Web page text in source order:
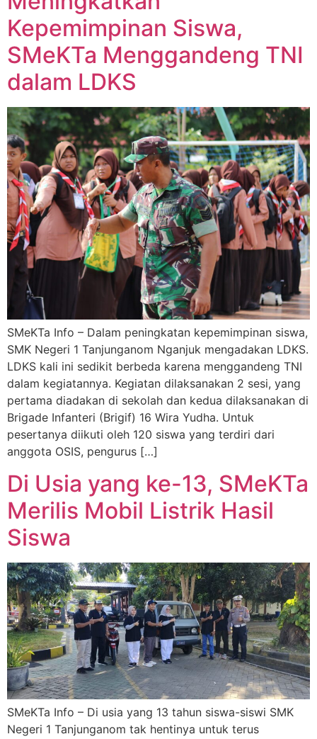
Kepemimpinan Siswa,
SMeKTa Menggandeng TNI
dalam LDKS
SMeKTa Info – Dalam peningkatan kepemimpinan siswa,
SMK Negeri 1 Tanjunganom Nganjuk mengadakan LDKS.
LDKS kali ini sedikit berbeda karena menggandeng TNI
dalam kegiatannya. Kegiatan dilaksanakan 2 sesi, yang
pertama diadakan di sekolah dan kedua dilaksanakan di
Brigade Infanteri (Brigif) 16 Wira Yudha. Untuk
pesertanya diikuti oleh 120 siswa yang terdiri dari
anggota OSIS, pengurus […]
Di Usia yang ke-13, SMeKTa
Merilis Mobil Listrik Hasil
Siswa
SMeKTa Info – Di usia yang 13 tahun siswa-siswi SMK
Negeri 1 Tanjunganom tak hentinya untuk terus